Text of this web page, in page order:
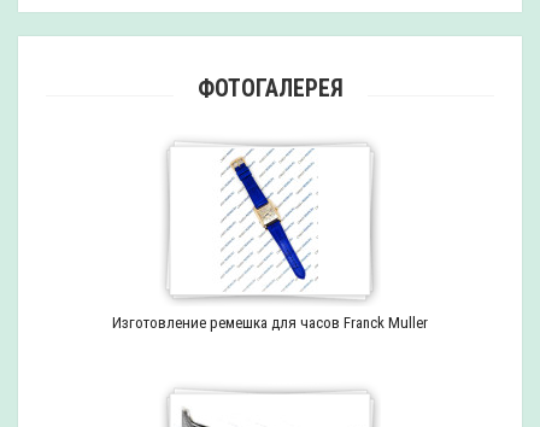
ФОТОГАЛЕРЕЯ
Изготовление ремешка для часов Franck Muller